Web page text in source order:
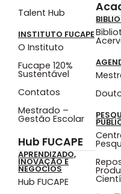
Talent Hub
INSTITUTO FUCAPE
O Instituto
Fucape 120%
Sustentável
Contatos
Mestrado –
Gestão Escolar
Hub FUCAPE
APRENDIZADO,
INOVAÇÃO E
NEGÓCIOS
Hub FUCAPE